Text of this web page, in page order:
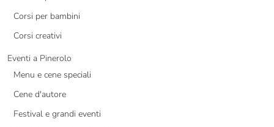
Corsi per bambini
Corsi creativi
Eventi a Pinerolo
Menu e cene speciali
Cene d'autore
Festival e grandi eventi